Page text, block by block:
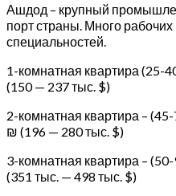
Ашдод – крупный
порт страны. Много
специальностей.
1-комнатная квартира (25-
(150 — 237 тыс. $)
2-комнатная квартира –
₪ (196 — 280 тыс. $)
3-комнатная квартира –
(351 тыс. — 498 тыс. $)